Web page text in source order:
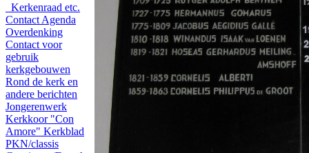
Kerkenraad etc.
Contact Agenda
Overdenking
Contact voor
gebruik
kerkgebouwen
Rond de kerk en
andere berichten
Jongerenwerk
Kerkkoor "Con
Amore" Kerkblad
PKN/classis